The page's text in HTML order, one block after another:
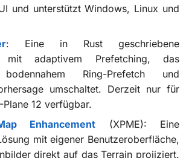
und unterstützt Windows, Linux und
: Eine in Rust geschriebene
mit adaptivem Prefetching, das
Ring-Prefetch und
umschaltet. Derzeit nur für
Plane 12 verfügbar.
Enhancement (XPME): Eine
mit eigener Benutzeroberfläche,
direkt auf das Terrain projiziert.